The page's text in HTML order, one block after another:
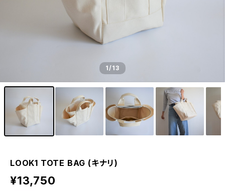
1/13
LOOK1 TOTE BAG (キナリ)
¥13,750